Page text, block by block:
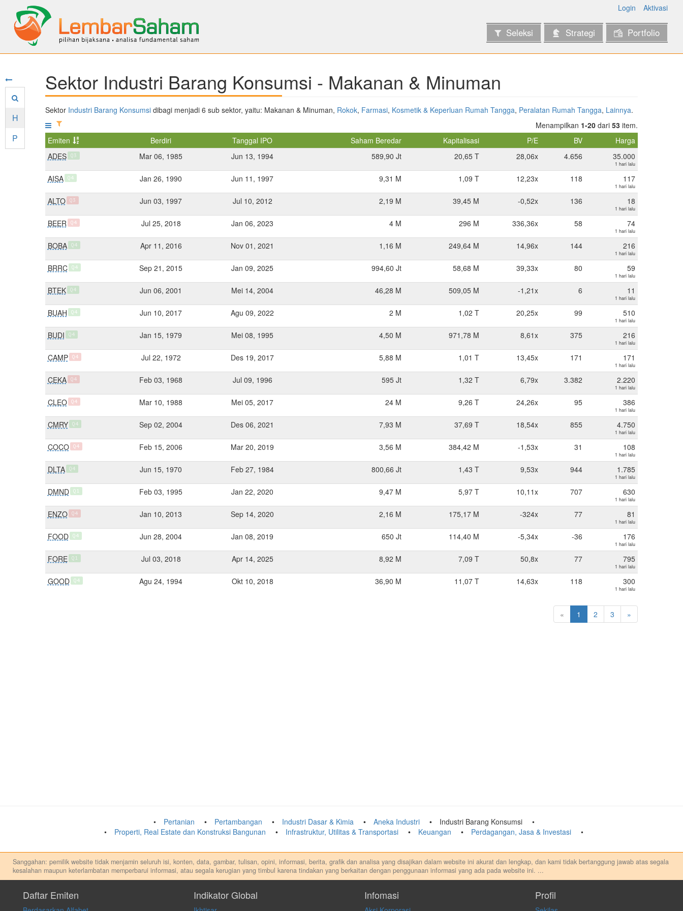
Login Aktivasi
Seleksi Strategi Portfolio
H
P
Sektor Industri Barang Konsumsi - Makanan & Minuman
Sektor Industri Barang Konsumsidibagi menjadi 6 sub sektor, yaitu: Makanan & Minuman, Rokok, Farmasi, Kosmetik & Keperluan Rumah Tangga, Peralatan Rumah Tangga, Lainnya.
Menampilkan 1-20 dari53 item.
Emiten
Berdiri Tanggal IPO Saham Beredar Kapitalisasi P/E BV
Harga
ADES
Q3 Mar 06, 1985 Jun 13, 1994 589,90 Jt 20,65 T 28,06x 4.656 35.000
1 hari lalu
AISA Q4 Jan 26, 1990 Jun 11, 1997 9,31 M 1,09 T 12,23x 118 117
1 hari lalu
ALTO Q3 Jun 03, 1997 Jul 10, 2012 2,19 M 39,45 M -0,52x 136 18
1 hari lalu
BEER Q4 Jul 25, 2018 Jan 06, 2023 4 M 296 M 336,36x 58 74
1 hari lalu
BOBA Q4 Apr 11, 2016 Nov 01, 2021 1,16 M 249,64 M 14,96x 144 216
1 hari lalu
BRRC Q4 Sep 21, 2015 Jan 09, 2025 994,60 Jt 58,68 M 39,33x 80 59
1 hari lalu
BTEK Q4 Jun 06, 2001 Mei 14, 2004 46,28 M 509,05 M -1,21x 6 11
1 hari lalu
BUAH Q4 Jun 10, 2017 Agu 09, 2022 2 M 1,02 T 20,25x 99 510
1 hari lalu
BUDI Q4 Jan 15, 1979 Mei 08, 1995 4,50 M 971,78 M 8,61x 375 216
1 hari lalu
CAMP Q4 Jul 22, 1972 Des 19, 2017 5,88 M 1,01 T 13,45x 171 171
1 hari lalu
CEKA Q4 Feb 03, 1968 Jul 09, 1996 595 Jt 1,32 T 6,79x 3.382 2.220
1 hari lalu
CLEO Q4 Mar 10, 1988 Mei 05, 2017 24 M 9,26 T 24,26x 95 386
1 hari lalu
CMRY Q4 Sep 02, 2004 Des 06, 2021 7,93 M 37,69 T 18,54x 855 4.750
1 hari lalu
COCO Q4 Feb 15, 2006 Mar 20, 2019 3,56 M 384,42 M -1,53x 31 108
1 hari lalu
DLTA Q4 Jun 15, 1970 Feb 27, 1984 800,66 Jt 1,43 T 9,53x 944 1.785
1 hari lalu
DMND Q1 Feb 03, 1995 Jan 22, 2020 9,47 M 5,97 T 10,11x 707 630
1 hari lalu
ENZO Q4 Jan 10, 2013 Sep 14, 2020 2,16 M 175,17 M -324x 77 81
1 hari lalu
FOOD Q4 Jun 28, 2004 Jan 08, 2019 650 Jt 114,40 M -5,34x -36 176
1 hari lalu
FORE Q1 Jul 03, 2018 Apr 14, 2025 8,92 M 7,09 T 50,8x 77 795
1 hari lalu
GOOD Q4 Agu 24, 1994 Okt 10, 2018 36,90 M 11,07 T 14,63x 118 300
1 hari lalu
« 1 2 3 »
Pertanian Pertambangan Industri Dasar & Kimia Aneka Industri
Industri Barang Konsumsi
Properti, Real Estate dan Konstruksi Bangunan
Infrastruktur, Utilitas & Transportasi Keuangan Perdagangan, Jasa & Investasi
Sanggahan: pemilik website tidak menjamin seluruh isi, konten, data, gambar, tulisan, opini, informasi, berita, grafik dan analisa yang disajikan dalam website ini akurat dan lengkap, dan kami tidak bertanggung jawab atas segala
kesalahan maupun keterlambatan memperbarui informasi, atau segala kerugian yang timbul karena tindakan yang berkaitan dengan penggunaan informasi yang ada pada website ini. ...
apapun, dan kami tidak bertanggung jawab atas keputusan investasi yang dilakukan dalam kondisi dan situasi apapun juga, yang diakibatkan secara langsung maupun tidak langsung atas konten pada website ini.
Daftar Emiten Indikator Global Infomasi Profil